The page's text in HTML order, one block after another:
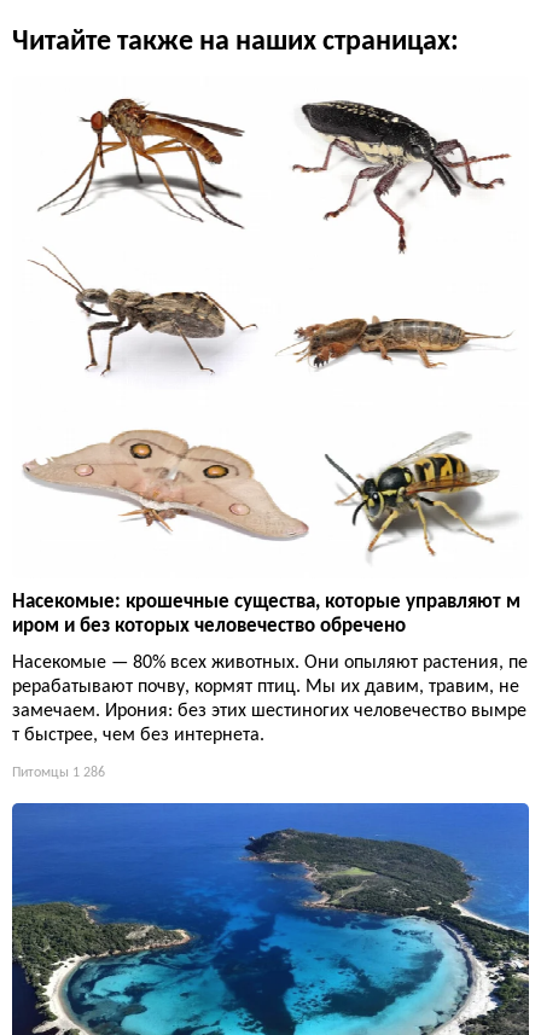
Читайте также на наших страницах:
Насекомые: крошечные существа, которые управляют м
иром и без которых человечество обречено
Насекомые — 80% всех животных. Они опыляют растения, пе
рерабатывают почву, кормят птиц. Мы их давим, травим, не
замечаем. Ирония: без этих шестиногих человечество вымре
т быстрее, чем без интернета.
Питомцы 1 286